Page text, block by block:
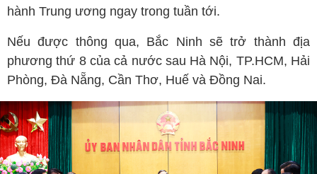
hành Trung ương ngay trong tuần tới.
Nếu được thông qua, Bắc Ninh sẽ trở thành địa
phương thứ 8 của cả nước sau Hà Nội, TP.HCM, Hải
Phòng, Đà Nẵng, Cần Thơ, Huế và Đồng Nai.